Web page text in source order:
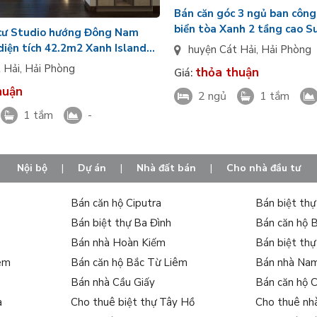
Studio hướng Đông Nam
tích 42.2m2 Xanh Island
tốt
Hải, Hải Phòng
1 tắm -
Bán căn góc 3 ngủ ban
biển tòa Xanh 2 tầng cao
Bà giá VIP
huyện Cát Hải, Hải Phòng
Giá: thỏa thuận
2 ngủ 1 tắm
Nội bộ | Dự án | Nhà đất bán | Cho nhà đầu tư
Bán căn hộ Ciputra
Bán biệt
Bán biệt thự Ba Đình
Bán căn hộ
Bán nhà Hoàn Kiếm
Bán biệt
Bán căn hộ Bắc Từ Liêm
Bán nhà
Bán nhà Cầu Giấy
Bán căn hộ
Cho thuê biệt thự Tây Hồ
Cho thuê